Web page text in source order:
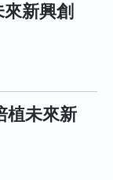
新興創
植未來新